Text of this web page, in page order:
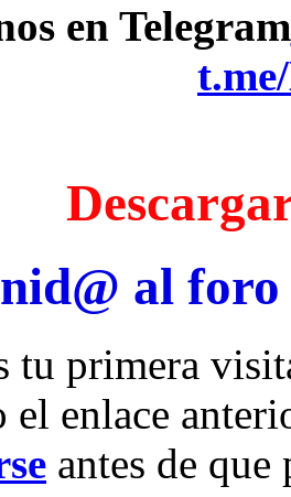
en Telegram
al
tu primera
el enlace
antes de que